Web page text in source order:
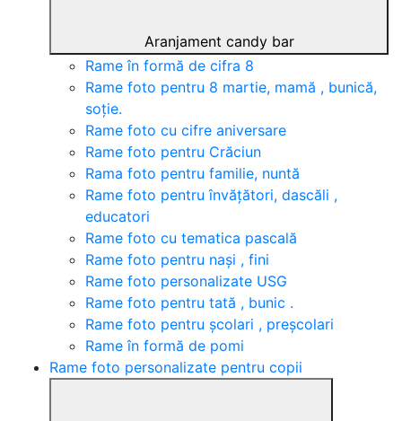
Aranjament candy bar
Rame în formă de cifra 8
Rame foto pentru 8 martie, mamă , bunică,
soție.
Rame foto cu cifre aniversare
Rame foto pentru Crăciun
Rama foto pentru familie, nuntă
Rame foto pentru învățători, dascăli ,
educatori
Rame foto cu tematica pascală
Rame foto pentru nași , fini
Rame foto personalizate USG
Rame foto pentru tată , bunic .
Rame foto pentru școlari , preșcolari
Rame în formă de pomi
Rame foto personalizate pentru copii